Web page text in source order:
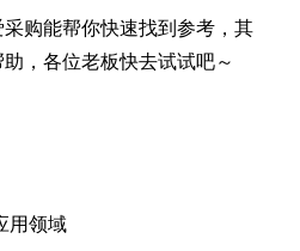
购能帮你快速找到参考，其
，各位老板快去试试吧～
用领域